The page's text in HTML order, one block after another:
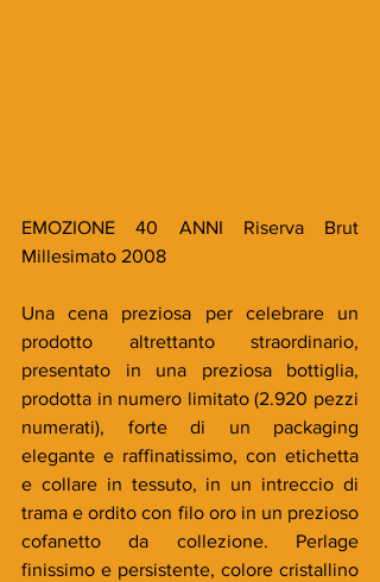
EMOZIONE 40 ANNI Riserva Brut
Millesimato 2008
Una cena preziosa per celebrare un
prodotto altrettanto straordinario,
presentato in una preziosa bottiglia,
prodotta in numero limitato (2.920 pezzi
numerati), forte di un packaging
elegante e raffinatissimo, con etichetta
e collare in tessuto, in un intreccio di
trama e ordito con filo oro in un prezioso
cofanetto da collezione. Perlage
finissimo e persistente, colore cristallino